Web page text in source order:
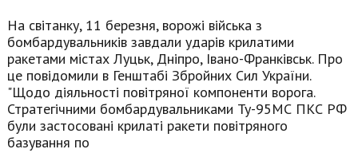
На світанку, 11 березня, ворожі війська з
бомбардувальників завдали ударів крилатими
ракетами містах Луцьк, Дніпро, Івано-Франківськ. Про
це повідомили в Генштабі Збройних Сил України.
"Щодо діяльності повітряної компоненти ворога.
Стратегічними бомбардувальниками Ту-95МС ПКС РФ
були застосовані крилаті ракети повітряного
базування по